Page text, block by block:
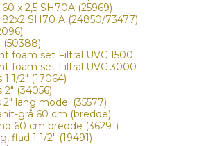
x 2,5 SH70A (25969)
SH70 A (24850/73477)
(50388)
foam set Filtral UVC 1500
foam set Filtral UVC 3000
1/2" (17064)
2" (34056)
lang model (35577)
grå 60 cm (bredde)
60 cm bredde (36291)
flad 1 1/2" (19491)